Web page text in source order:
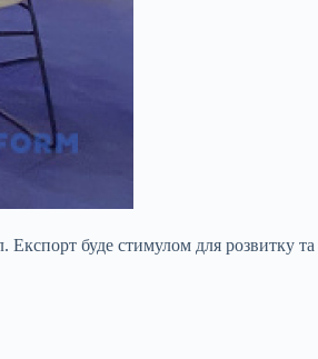
Експорт буде стимулом для розвитку та